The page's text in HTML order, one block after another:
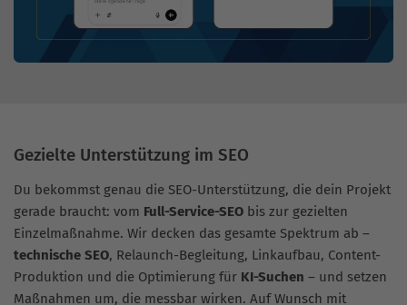
Gezielte Unterstützung im SEO
Du bekommst genau die SEO-Unterstützung, die dein Projekt
gerade braucht: vom Full-Service-SEO bis zur gezielten
Einzelmaßnahme. Wir decken das gesamte Spektrum ab –
technische SEO, Relaunch-Begleitung, Linkaufbau, Content-
Produktion und die Optimierung für KI-Suchen – und setzen
Maßnahmen um, die messbar wirken. Auf Wunsch mit